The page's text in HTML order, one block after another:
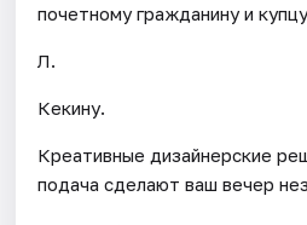
почетному гражданину и
Л.
Кекину.
Креативные дизайнерские
подача сделают ваш вечер